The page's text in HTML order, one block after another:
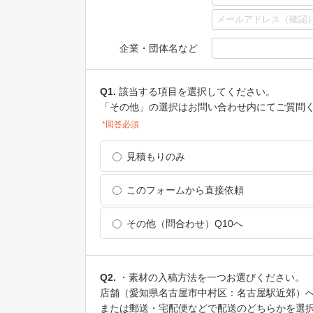
企業・団体名など
Q1. 該当する項目を選択してください。
「その他」の選択はお問い合わせ内にてご質問
*回答必須
見積もりのみ
このフォームから直接依頼
その他（問合わせ）Q10へ
Q2.
・素材の入稿方法を一つお選びください。
店舗（愛知県名古屋市中村区：名古屋駅近郊）
または郵送・宅配便などで配送のどちらかを選択